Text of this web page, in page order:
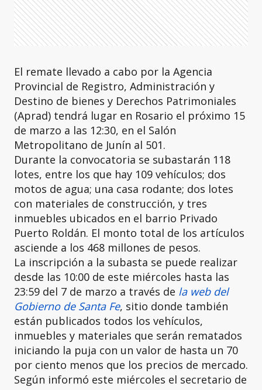
El remate llevado a cabo por la Agencia
Provincial de Registro, Administración y
Destino de bienes y Derechos Patrimoniales
(Aprad) tendrá lugar en Rosario el próximo 15
de marzo a las 12:30, en el Salón
Metropolitano de Junín al 501.
Durante la convocatoria se subastarán 118
lotes, entre los que hay 109 vehículos; dos
motos de agua; una casa rodante; dos lotes
con materiales de construcción, y tres
inmuebles ubicados en el barrio Privado
Puerto Roldán. El monto total de los artículos
asciende a los 468 millones de pesos.
La inscripción a la subasta se puede realizar
desde las 10:00 de este miércoles hasta las
23:59 del 7 de marzo a través de la web del
Gobierno de Santa Fe, sitio donde también
están publicados todos los vehículos,
inmuebles y materiales que serán rematados
iniciando la puja con un valor de hasta un 70
por ciento menos que los precios de mercado.
Según informó este miércoles el secretario de